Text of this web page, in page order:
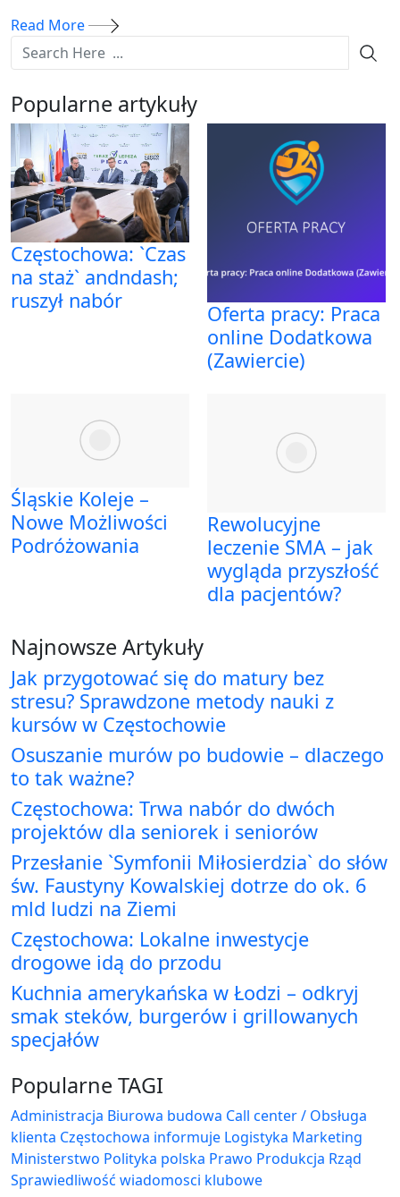
Read More
Popularne artykuły
Częstochowa: `Czas
na staż` andndash;
ruszył nabór
Oferta pracy: Praca
online Dodatkowa
(Zawiercie)
Śląskie Koleje –
Nowe Możliwości
Podróżowania
Rewolucyjne
leczenie SMA – jak
wygląda przyszłość
dla pacjentów?
Najnowsze Artykuły
Jak przygotować się do matury bez
stresu? Sprawdzone metody nauki z
kursów w Częstochowie
Osuszanie murów po budowie – dlaczego
to tak ważne?
Częstochowa: Trwa nabór do dwóch
projektów dla seniorek i seniorów
Przesłanie `Symfonii Miłosierdzia` do słów
św. Faustyny Kowalskiej dotrze do ok. 6
mld ludzi na Ziemi
Częstochowa: Lokalne inwestycje
drogowe idą do przodu
Kuchnia amerykańska w Łodzi – odkryj
smak steków, burgerów i grillowanych
specjałów
Popularne TAGI
Administracja Biurowa budowa Call center / Obsługa
klienta Częstochowa informuje Logistyka Marketing
Ministerstwo Polityka polska Prawo Produkcja Rząd
Sprawiedliwość wiadomosci klubowe